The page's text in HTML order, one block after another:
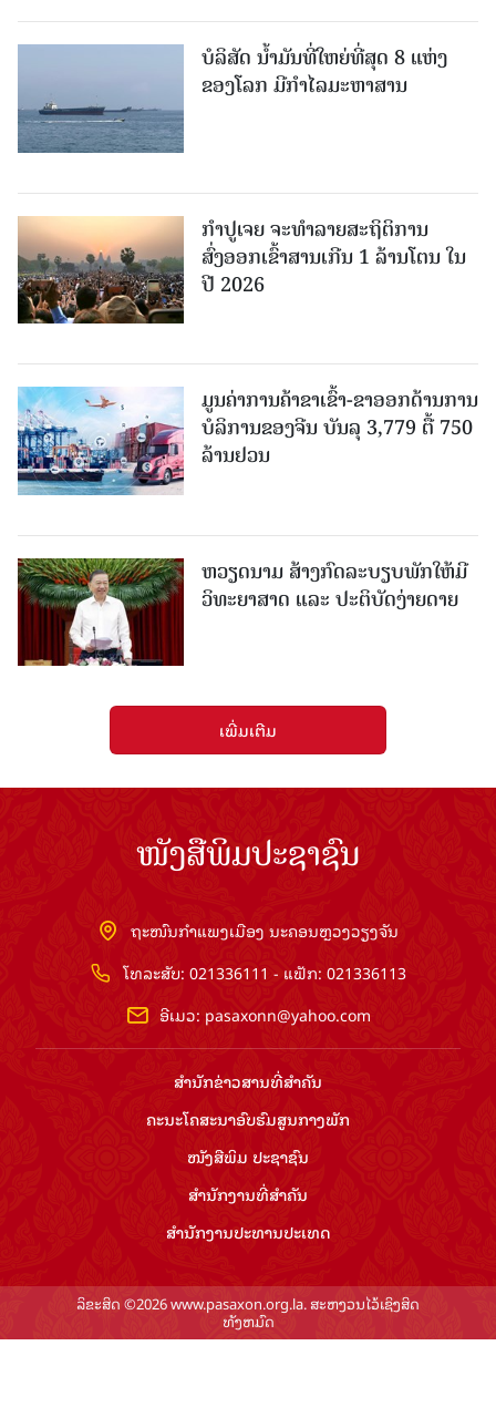
ບໍລິສັດ ນ້ຳມັນທີ່ໃຫຍ່ທີ່ສຸດ 8 ແຫ່ງ
ຂອງໂລກ ມີກຳໄລມະຫາສານ
ກຳປູເຈຍ ຈະທຳລາຍສະຖິຕິການ
ສົ່ງອອກເຂົ້າສານເກີນ 1 ລ້ານໂຕນ ໃນ
ປີ 2026
ມູນຄ່າການຄ້າຂາເຂົ້າ-ຂາອອກດ້ານການ
ບໍລິການຂອງຈີນ ບັນລຸ 3,779 ຕື້ 750
ລ້ານຢວນ
ຫວຽດນາມ ສ້າງກົດລະບຽບພັກໃຫ້ມີ
ວິທະຍາສາດ ແລະ ປະຕິບັດງ່າຍດາຍ
ເພີ່ມເຕີມ
ໜັງສືພິມປະຊາຊົນ
ຖະໜົນກຳແພງເມືອງ ນະຄອນຫຼວງວຽງຈັນ
ໂທລະສັບ: 021336111 - ແຟັກ: 021336113
ອີເມວ: pasaxonn@yahoo.com
ສຳ​ນັກ​ຂ່າວ​ສານ​ທີ່​ສຳ​ຄັນ​
ຄະນະໂຄສະນາອົບຮົມ​ສູນ​ກາງ​ພັກ
ໜັງສືພິມ ປະ​ຊາ​ຊົນ
ສຳ​ນັກ​ງານ​ທີ່​ສຳ​ຄັນ
ສຳ​ນັກ​ງານ​ປະ​ທານ​ປະ​ເທດ
ລິຂະສິດ ©2026 www.pasaxon.org.la. ສະຫງວນໄວ້ເຊິງສິດ
ທັງຫມົດ